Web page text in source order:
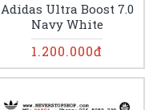
Adidas Ultra Boost 7.0
Navy White
1.200.000đ